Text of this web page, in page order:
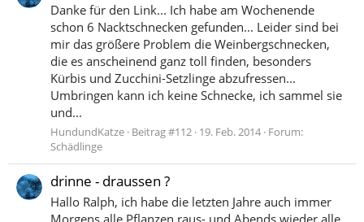
Danke für den Link... Ich habe am Wochenende
schon 6 Nacktschnecken gefunden... Leider sind bei
mir das größere Problem die Weinbergschnecken,
die es anscheinend ganz toll finden, besonders
Kürbis und Zucchini-Setzlinge abzufressen...
Umbringen kann ich keine Schnecke, ich sammel sie
und...
HundundKatze Beitrag #112 19. Feb. 2014 Forum:
Schädlinge
drinne - draussen ?
Hallo Ralph, ich habe die letzten Jahre auch immer
Morgens alle Pflanzen raus- und Abends wieder alle